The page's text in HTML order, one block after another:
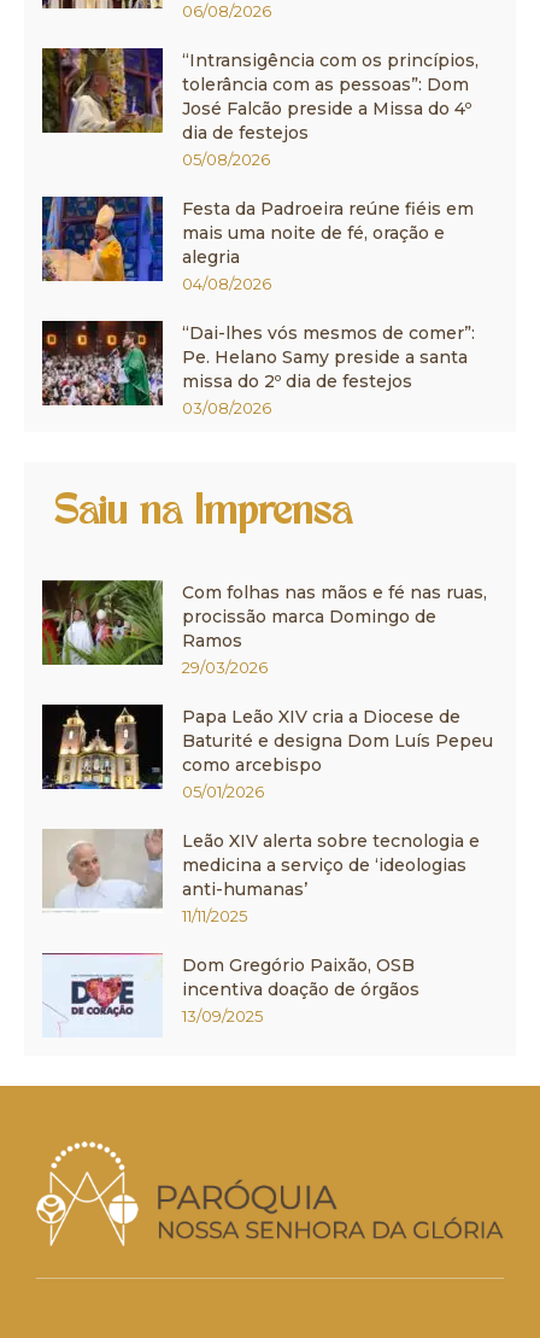
06/08/2026
“Intransigência com os princípios,
tolerância com as pessoas”: Dom
José Falcão preside a Missa do 4º
dia de festejos
05/08/2026
Festa da Padroeira reúne fiéis em
mais uma noite de fé, oração e
alegria
04/08/2026
“Dai-lhes vós mesmos de comer”:
Pe. Helano Samy preside a santa
missa do 2º dia de festejos
03/08/2026
Saiu na Imprensa
Com folhas nas mãos e fé nas ruas,
procissão marca Domingo de
Ramos
29/03/2026
Papa Leão XIV cria a Diocese de
Baturité e designa Dom Luís Pepeu
como arcebispo
05/01/2026
Leão XIV alerta sobre tecnologia e
medicina a serviço de ‘ideologias
anti-humanas’
11/11/2025
Dom Gregório Paixão, OSB
incentiva doação de órgãos
13/09/2025